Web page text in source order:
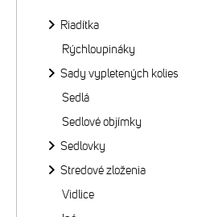
Riadítka
Rýchloupináky
Sady vypletených kolies
Sedlá
Sedlové objímky
Sedlovky
Stredové zloženia
Vidlice